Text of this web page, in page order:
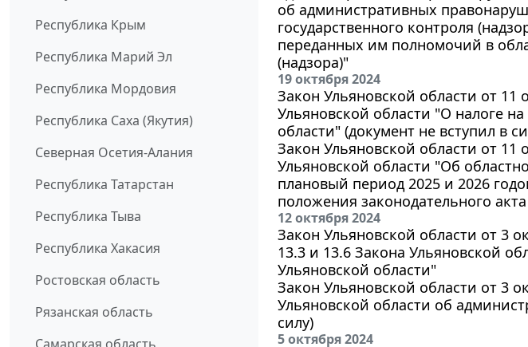
Республика Крым
Республика Марий Эл
Республика Мордовия
Республика Саха (Якутия)
Северная Осетия-Алания
Республика Татарстан
Республика Тыва
Республика Хакасия
Ростовская область
Рязанская область
об административных
государственного контроля
переданных им полномочий в
(надзора)"
19 октября 2024
Закон Ульяновской области от
Ульяновской области "О налоге
области" (документ не вступил в
Закон Ульяновской области от
Ульяновской области "Об
плановый период 2025 и 2026
положения законодательного
12 октября 2024
Закон Ульяновской области от 3
13.3 и 13.6 Закона Ульяновской
Ульяновской области"
Закон Ульяновской области от 3
Ульяновской области об
силу)
5 октября 2024